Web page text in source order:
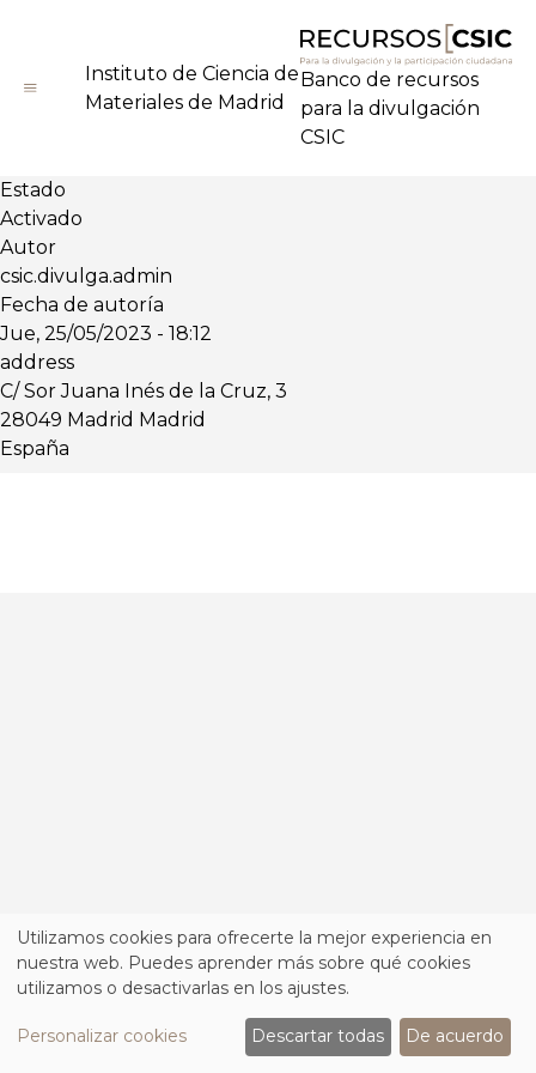
contenido
principal
Instituto de Ciencia de
Materiales de Madrid
Banco de recursos
para la divulgación
CSIC
Estado
Activado
Autor
csic.divulga.admin
Fecha de autoría
Jue, 25/05/2023 - 18:12
address
C/ Sor Juana Inés de la Cruz, 3
28049 Madrid Madrid
España
Utilizamos cookies para ofrecerte la mejor experiencia en
nuestra web. Puedes aprender más sobre qué cookies
utilizamos o desactivarlas en los ajustes.
Personalizar cookies Descartar todas De acuerdo